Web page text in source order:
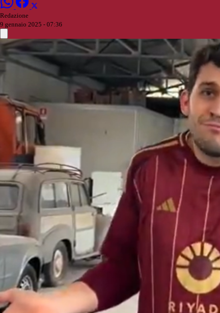
Redazione
9 gennaio 2025 - 07:36